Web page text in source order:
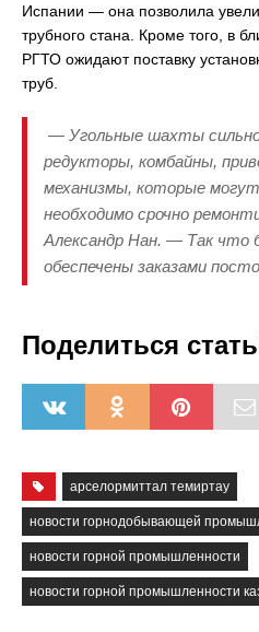
Испании — она позволила
трубного стана. Кроме того, в
РГТО ожидают поставку
труб.
— Угольные шахты
редукторы, комбайны,
механизмы, которые
необходимо срочно
Александр Нан. — Так что
обеспечены заказами
Поделиться
арселормиттал темиртау
новости горнодобывающей
новости горной промышленности
новости горной промышленности